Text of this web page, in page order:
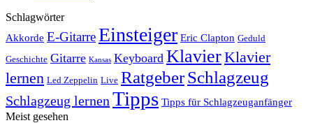
Schlagwörter
Akkorde E-GitarreEinsteiger Eric Clapton Geduld
Geschichte Gitarre Kansas Keyboard KlavierKlavier
lernen Led Zeppelin Live RatgeberSchlagzeug
Schlagzeug lernen Tipps Tipps für Schlagzeuganfänger
Meist gesehen